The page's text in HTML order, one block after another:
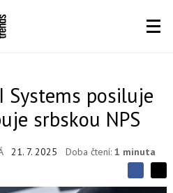
Systems posiluje
srbskou NPS
21. 7. 2025 Doba čtení: 1 minuta
SS